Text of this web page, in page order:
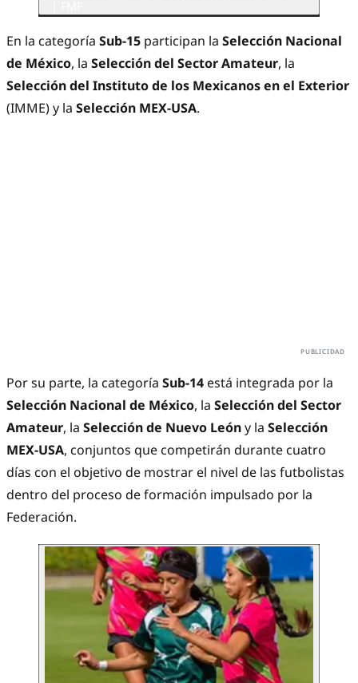
En la categoría Sub-15 participan la Selección Nacional
de México, la Selección del Sector Amateur, la
Selección del Instituto de los Mexicanos en el Exterior
(IMME) y la Selección MEX-USA.
Por su parte, la categoría Sub-14 está integrada por la
Selección Nacional de México, la Selección del Sector
Amateur, la Selección de Nuevo Leóny la Selección
MEX-USA, conjuntos que competirán durante cuatro
días con el objetivo de mostrar el nivel de las futbolistas
dentro del proceso de formación impulsado por la
Federación.